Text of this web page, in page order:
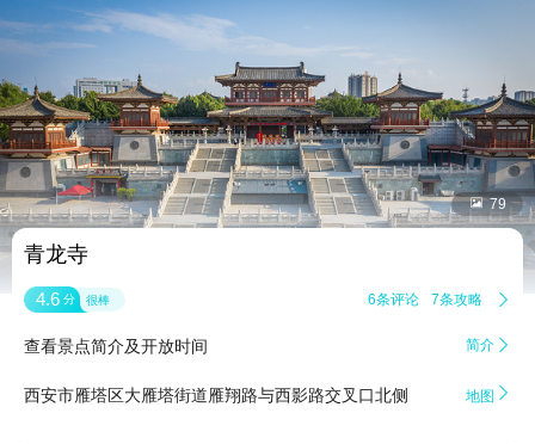
 79
青龙寺
4.6 分 很棒 6条评论 7条攻略 
查看景点简介及开放时间 简介 
西安市雁塔区大雁塔街道雁翔路与西影路交叉口北侧 地图 
